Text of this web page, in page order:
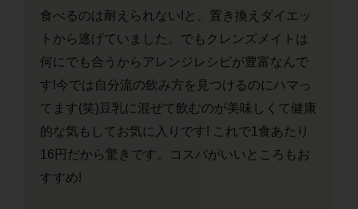
食べるのは耐えられない!と、置き換えダイエッ
トから逃げていました。でもクレンズメイトは
何にでも合うからアレンジレシピが豊富なんで
す!今では自分流の飲み方を見つけるのにハマっ
てます(笑)豆乳に混ぜて飲むのが美味しくて健康
的な気もしてお気に入りです! これで1食あたり
16円だから驚きです。コスパがいいところもお
すすめ!